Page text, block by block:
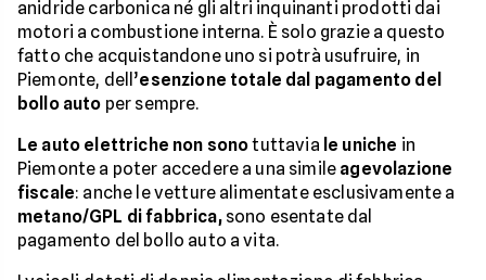
anidride carbonica né gli altri inquinanti prodotti dai
motori a combustione interna. È solo grazie a questo
fatto che acquistandone uno si potrà usufruire, in
Piemonte, dell’esenzione totale dal pagamento del
bollo auto per sempre.
Le auto elettriche non sonotuttavia le uniche in
Piemonte a poter accedere a una simile agevolazione
fiscale: anche le vetture alimentate esclusivamente a
metano/GPL di fabbrica,sono esentate dal
pagamento del bollo auto a vita.